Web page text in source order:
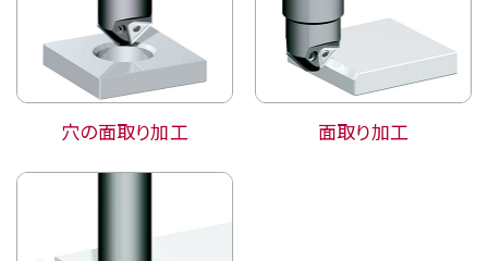
穴の面取り加工 面取り加工